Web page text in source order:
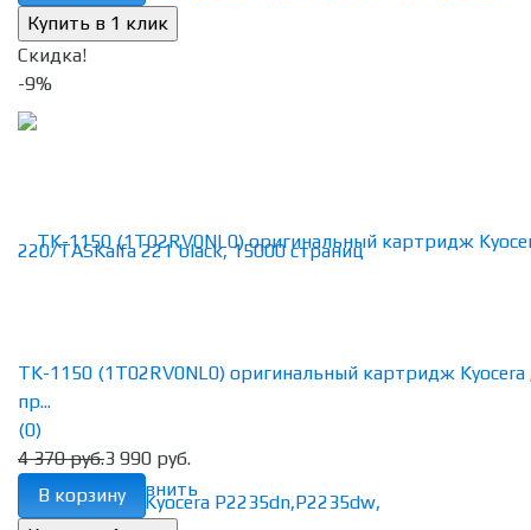
Скидка!
-9%
избранное сравнить
TK-1150 (1T02RV0NL0) оригинальный картридж Kyocera
пр...
(0)
4 370 руб.3 990 руб.
В корзину